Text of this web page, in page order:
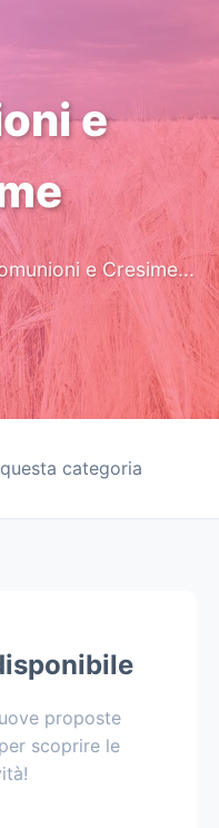
e
e Cresime...
categoria
proposte
scoprire le